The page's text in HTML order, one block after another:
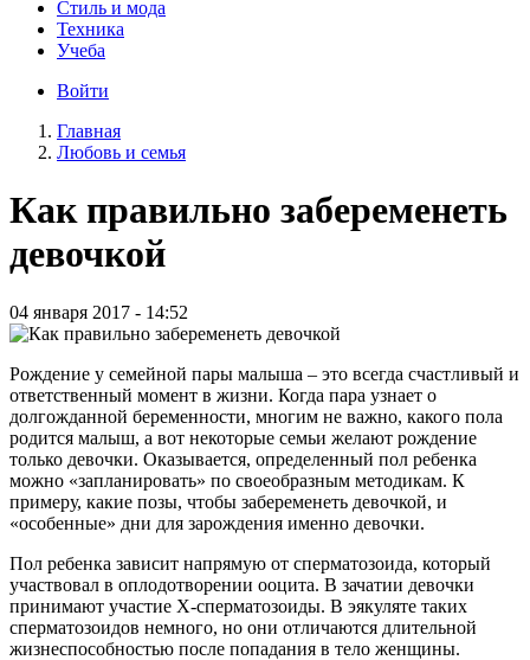
Стиль и мода
Техника
Учеба
Меню
записи
пользователя
Войти
Строка
навигации
Главная
Любовь и семья
Как правильно забеременеть
девочкой
04 января 2017 - 14:52
Рождение у семейной пары малыша – это всегда счастливый и
ответственный момент в жизни. Когда пара узнает о
долгожданной беременности, многим не важно, какого пола
родится малыш, а вот некоторые семьи желают рождение
только девочки. Оказывается, определенный пол ребенка
можно «запланировать» по своеобразным методикам. К
примеру, какие позы, чтобы забеременеть девочкой, и
«особенные» дни для зарождения именно девочки.
Пол ребенка зависит напрямую от сперматозоида, который
участвовал в оплодотворении ооцита. В зачатии девочки
принимают участие Х-сперматозоиды. В эякуляте таких
сперматозоидов немного, но они отличаются длительной
жизнеспособностью после попадания в тело женщины.